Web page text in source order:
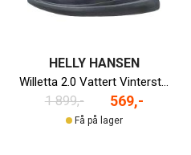
HELLY HANSEN
Willetta 2.0 Vattert Vinterstøvel Dame
1 899,- 569,-
Få på lager